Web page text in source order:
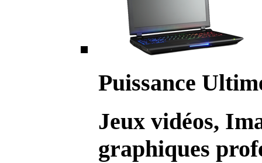
Puissance
Jeux vidéos,
graphiques